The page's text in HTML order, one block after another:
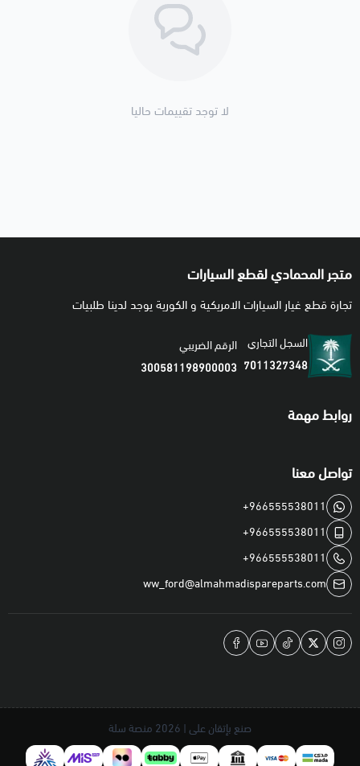
🚚 شحن لجميع مناطق المملكة ودول الخليج
🚚 تنتهي مسؤوليتنا بعد تسليم الشحنة لشركة النقل
لا توجد تقييمات حاليا
متجر المحمادي لقطع السيارات
تجارة قطع غيار السيارات الامريكية و الكورية يوجد لدينا طلبيات
السجل التجاري
7011327348
الرقم الضريبي
300581198900003
روابط مهمة
تواصل معنا
+966555538011
+966555538011
+966555538011
ww_ford@almahmadispareparts.com
صنع بإتقان على | 2026 منصة سلة